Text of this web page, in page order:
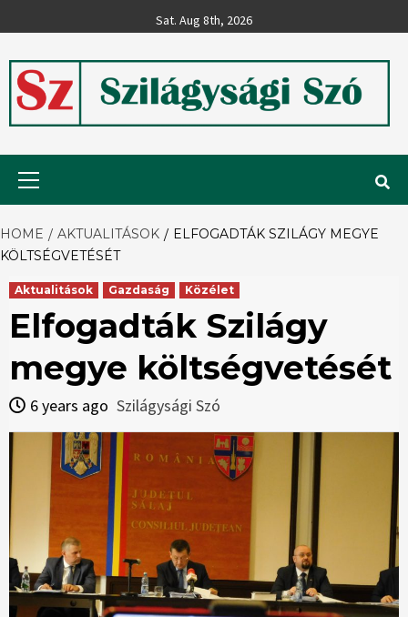
to
Sat. Aug 8th, 2026
Szilágysági
Szó
HOME AKTUALITÁSOK
ELFOGADTÁK SZILÁGY MEGYE
KÖLTSÉGVETÉSÉT
Aktualitások Gazdaság Közélet
Elfogadták Szilágy
megye költségvetését
6 years ago Szilágysági Szó